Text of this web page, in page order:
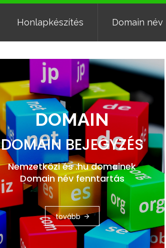
Honlapkészítés Domain név
DOMAIN
DOMAIN BEJEGYZÉS
Nemzetközi és .hu domainek
Domain név fenntartás
tovább